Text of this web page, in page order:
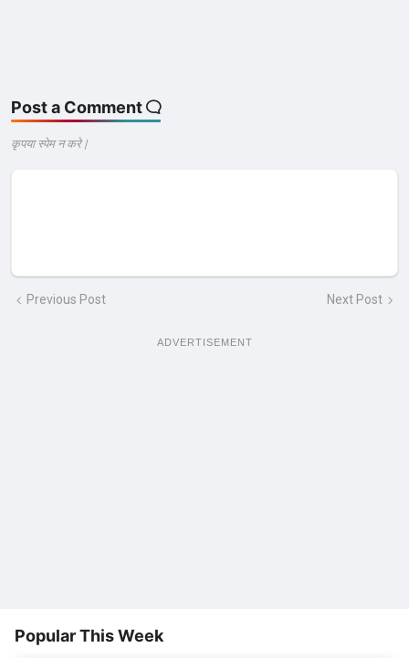
Post a Comment
कृपया स्पेम न करे |
Previous Post Next Post
ADVERTISEMENT
Popular This Week